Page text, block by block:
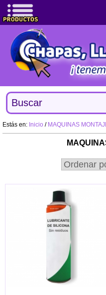
Estás en: Inicio / MAQUINAS